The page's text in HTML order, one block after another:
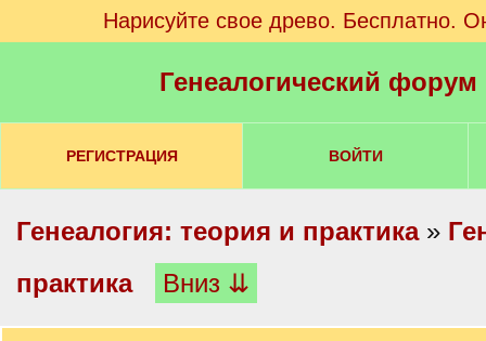
Нарисуйте свое древо. Бесплатно.
Генеалогический
РЕГИСТРАЦИЯ ВОЙТИ
Генеалогия: теория и практика»
практика
Вниз ⇊